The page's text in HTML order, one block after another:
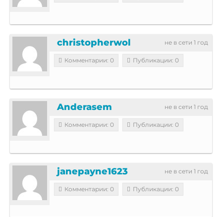
не в сети 1 год
christopherwol
Комментарии: 0 Публикации: 0
не в сети 1 год
Anderasem
Комментарии: 0 Публикации: 0
не в сети 1 год
janepayne1623
Комментарии: 0 Публикации: 0